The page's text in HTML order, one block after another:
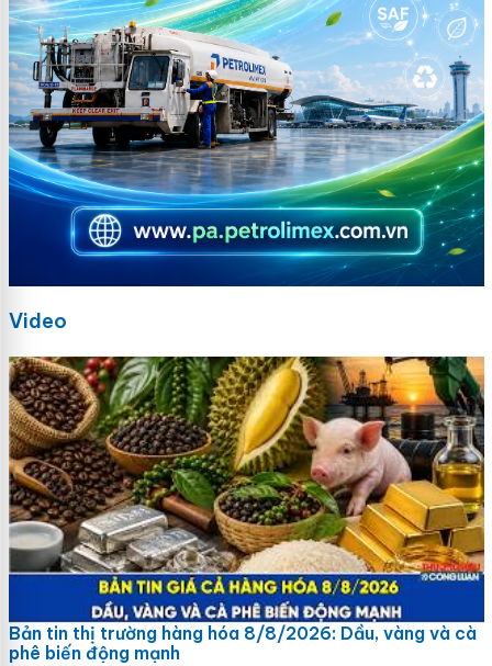
Video
Bản tin thị trường hàng hóa 8/8/2026: Dầu, vàng và cà
phê biến động mạnh